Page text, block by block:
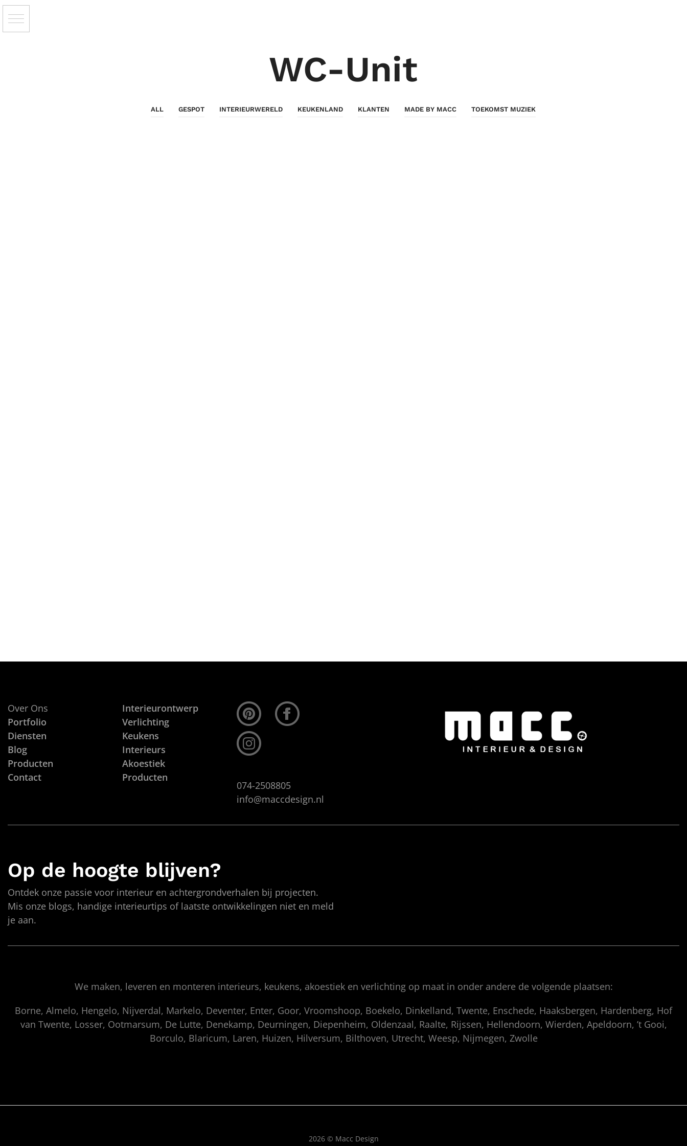
WC-Unit
ALL GESPOT INTERIEURWERELD KEUKENLAND KLANTEN MADE BY MACC TOEKOMST MUZIEK
Over Ons
Portfolio
Diensten
Blog
Producten
Contact
Interieurontwerp
Verlichting
Keukens
Interieurs
Akoestiek
Producten
074-2508805
info@maccdesign.nl
Op de hoogte blijven?
Ontdek onze passie voor interieur en achtergrondverhalen bij projecten.
Mis onze blogs, handige interieurtips of laatste ontwikkelingen niet en meld
je aan.
We maken, leveren en monteren interieurs, keukens, akoestiek en verlichting op maat in onder andere de volgende plaatsen:
Borne, Almelo, Hengelo, Nijverdal, Markelo, Deventer, Enter, Goor, Vroomshoop, Boekelo, Dinkelland, Twente, Enschede, Haaksbergen, Hardenberg, Hof
van Twente, Losser, Ootmarsum, De Lutte, Denekamp, Deurningen, Diepenheim, Oldenzaal, Raalte, Rijssen, Hellendoorn, Wierden, Apeldoorn, ’t Gooi,
Borculo, Blaricum, Laren, Huizen, Hilversum, Bilthoven, Utrecht, Weesp, Nijmegen, Zwolle
2026 © Macc Design